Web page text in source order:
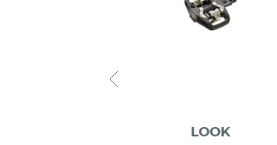
LOOK